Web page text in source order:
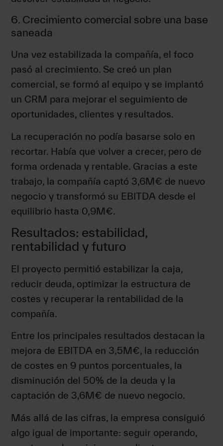
6. Crecimiento comercial sobre una base
saneada
Una vez estabilizada la compañía, el foco
pasó al crecimiento. Se creó un plan
comercial, se formó al equipo y se implantó
un CRM para mejorar el seguimiento de
oportunidades, clientes y resultados.
La recuperación no podía basarse solo en
recortar. Había que volver a crecer, pero de
forma ordenada y rentable. Gracias a este
trabajo, la compañía captó 3,6M€ de nuevo
negocio y transformó su EBITDA desde el
equilibrio hasta 0,9M€.
Resultados: estabilidad,
rentabilidad y futuro
El proyecto permitió estabilizar la caja,
reducir deuda, optimizar la estructura de
costes y recuperar la rentabilidad de la
compañía.
Entre los principales resultados destacan la
mejora de EBITDA en 3,5M€, la reducción
de costes en 9 puntos porcentuales, la
disminución del 50% de la deuda y la
captación de 3,6M€ de nuevo negocio.
Más allá de las cifras, la empresa consiguió
algo igual de importante: seguir operando,